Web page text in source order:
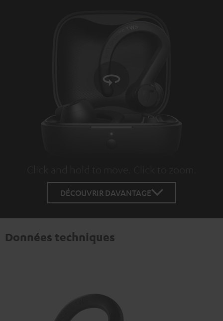
DÉCOUVRIR DAVANTAGE
Données techniques